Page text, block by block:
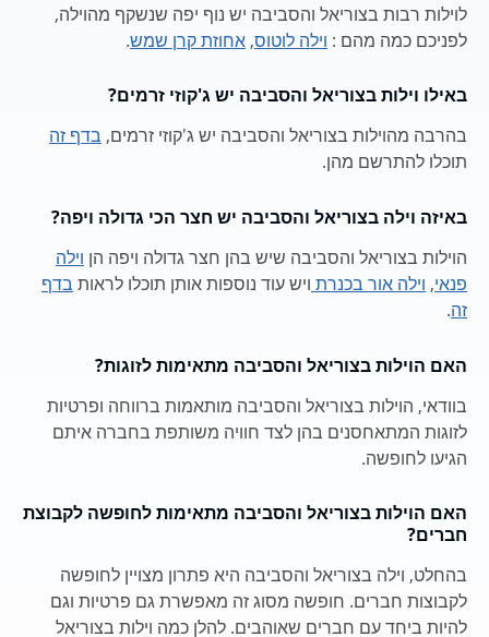
לוילות רבות בצוריאל והסביבה יש נוף יפה שנשקף מהוילה,
לפניכם כמה מהם : וילה לוטוס, אחוזת קרן שמש.
באילו וילות בצוריאל והסביבה יש ג'קוזי זרמים?
בהרבה מהוילות בצוריאל והסביבה יש ג'קוזי זרמים, בדף זה
תוכלו להתרשם מהן.
באיזה וילה בצוריאל והסביבה יש חצר הכי גדולה ויפה?
הוילות בצוריאל והסביבה שיש בהן חצר גדולה ויפה הן וילה
פנאי, וילה אור בכנרת ויש עוד נוספות אותן תוכלו לראות בדף
זה.
האם הוילות בצוריאל והסביבה מתאימות לזוגות?
בוודאי, הוילות בצוריאל והסביבה מותאמות ברווחה ופרטיות
לזוגות המתאחסנים בהן לצד חוויה משותפת בחברה איתם
הגיעו לחופשה.
האם הוילות בצוריאל והסביבה מתאימות לחופשה לקבוצת
חברים?
בהחלט, וילה בצוריאל והסביבה היא פתרון מצויין לחופשה
לקבוצות חברים. חופשה מסוג זה מאפשרת גם פרטיות וגם
להיות ביחד עם חברים שאוהבים. להלן כמה וילות בצוריאל